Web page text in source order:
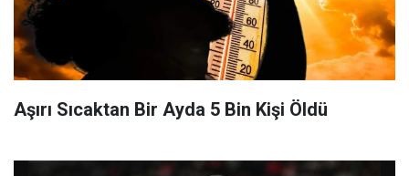
Aşırı Sıcaktan Bir Ayda 5 Bin Kişi Öldü